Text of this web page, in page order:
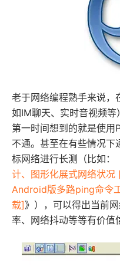
老于网络编程熟手来说，
如IM聊天、实时音视频等
第一时间想到的就是使
不通。甚至在有些情况下
标网络进行长测（比如：
计、图形化展式网络状况
Android版多路ping命令
载]》），可以得出当前
率、网络抖动等等有价值